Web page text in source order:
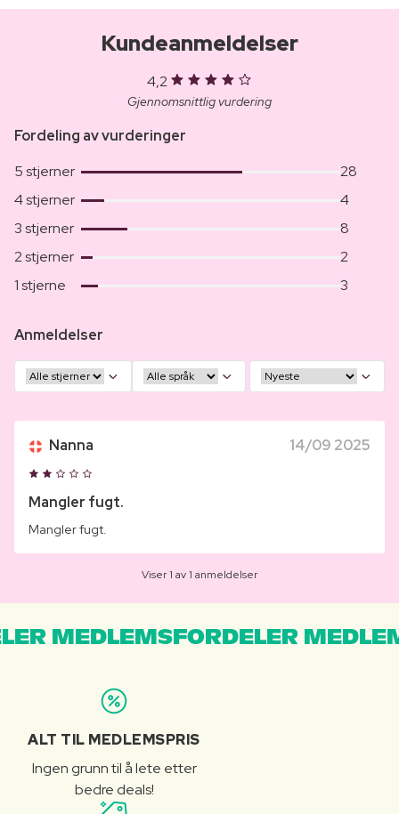
Kundeanmeldelser
4,2
Gjennomsnittlig vurdering
Fordeling av vurderinger
5 stjerner
28
4 stjerner
4
3 stjerner
8
2 stjerner
2
1 stjerne
3
Anmeldelser
Nanna 14/09 2025
Mangler fugt.
Mangler fugt.
Viser 1 av 1 anmeldelser
MEDLEMSFORDELER
ALT TIL MEDLEMSPRIS
Ingen grunn til å lete etter
bedre deals!